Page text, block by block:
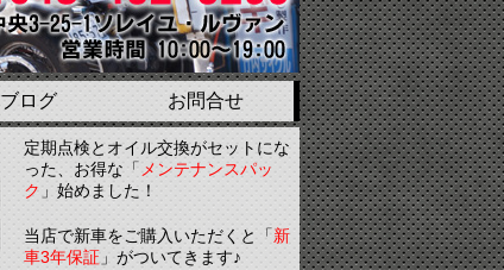
ブログ お問合せ
定期点検とオイル交換がセットにな
った、お得な「 メンテナンスパッ
ク」始めました！
当店で新車をご購入いただくと「新
車3年保証」がついてきます♪